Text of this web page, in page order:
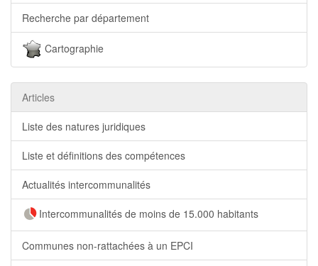
Recherche par département
Cartographie
Articles
Liste des natures juridiques
Liste et définitions des compétences
Actualités intercommunalités
Intercommunalités de moins de 15.000 habitants
Communes non-rattachées à un EPCI